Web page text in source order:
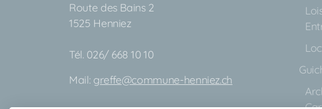
Route des Bains 2
1525 Henniez
Tél. 026/ 668 10 10
Mail: greffe@commune-henniez.ch